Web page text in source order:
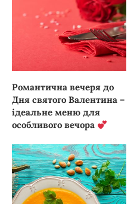
Романтична вечеря до
Дня святого Валентина –
ідеальне меню для
особливого вечора